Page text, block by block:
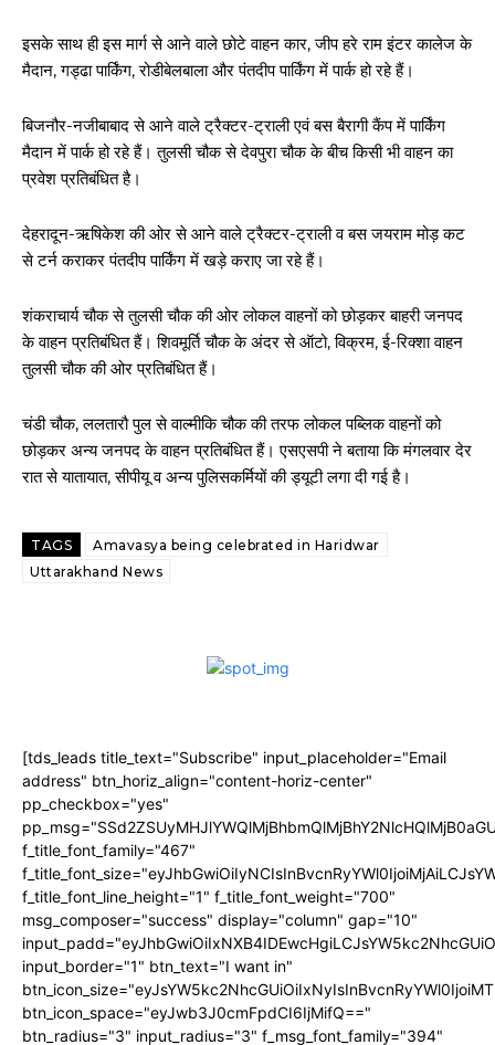
इसके साथ ही इस मार्ग से आने वाले छोटे वाहन कार, जीप हरे राम इंटर कालेज के
मैदान, गड्ढा पार्किंग, रोडीबेलबाला और पंतदीप पार्किंग में पार्क हो रहे हैं।
बिजनौर-नजीबाबाद से आने वाले ट्रैक्टर-ट्राली एवं बस बैरागी कैंप में पार्किंग
मैदान में पार्क हो रहे हैं। तुलसी चौक से देवपुरा चौक के बीच किसी भी वाहन का
प्रवेश प्रतिबंधित है।
देहरादून-ऋषिकेश की ओर से आने वाले ट्रैक्टर-ट्राली व बस जयराम मोड़ कट
से टर्न कराकर पंतदीप पार्किंग में खड़े कराए जा रहे हैं।
शंकराचार्य चौक से तुलसी चौक की ओर लोकल वाहनों को छोड़कर बाहरी जनपद
के वाहन प्रतिबंधित हैं। शिवमूर्ति चौक के अंदर से ऑटो, विक्रम, ई-रिक्शा वाहन
तुलसी चौक की ओर प्रतिबंधित हैं।
चंडी चौक, ललतारौ पुल से वाल्मीकि चौक की तरफ लोकल पब्लिक वाहनों को
छोड़कर अन्य जनपद के वाहन प्रतिबंधित हैं। एसएसपी ने बताया कि मंगलवार देर
रात से यातायात, सीपीयू व अन्य पुलिसकर्मियों की ड्यूटी लगा दी गई है।
TAGS
Amavasya being celebrated in Haridwar
Uttarakhand News
[tds_leads title_text="Subscribe" input_placeholder="Email
address" btn_horiz_align="content-horiz-center"
pp_checkbox="yes"
f_title_font_family="467"
f_title_font_line_height="1" f_title_font_weight="700"
msg_composer="success" display="column" gap="10"
input_border="1" btn_text="I want in"
btn_icon_space="eyJwb3J0cmFpdCI6IjMifQ=="
btn_radius="3" input_radius="3" f_msg_font_family="394"